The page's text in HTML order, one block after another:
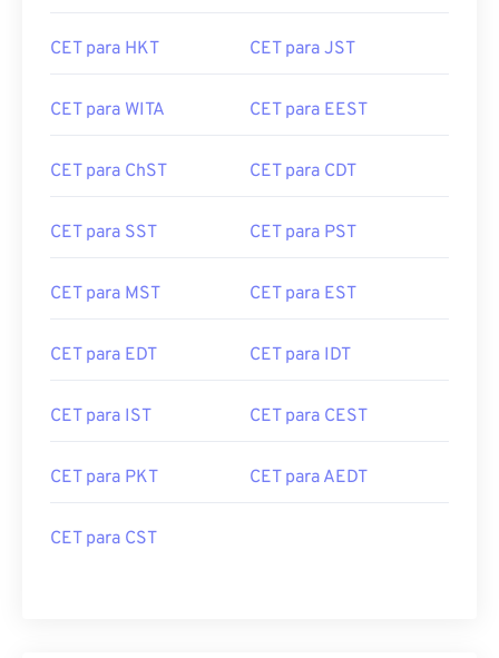
CET para HKT CET para JST
CET para WITA CET para EEST
CET para ChST CET para CDT
CET para SST CET para PST
CET para MST CET para EST
CET para EDT CET para IDT
CET para IST CET para CEST
CET para PKT CET para AEDT
CET para CST